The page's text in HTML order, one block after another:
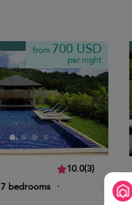
from 700 USD
per night
10.0(3)
7 bedrooms ·